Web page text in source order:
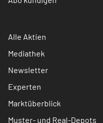
Alle Aktien
Mediathek
Newsletter
Experten
Marktüberblick
Muster- und Real-Depots